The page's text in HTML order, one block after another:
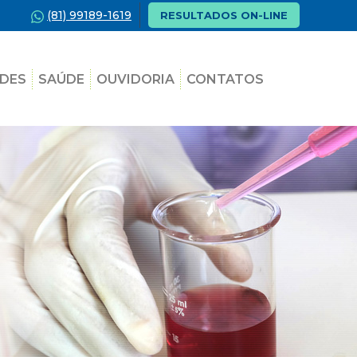
(81) 99189-1619 RESULTADOS ON-LINE
SAÚDE OUVIDORIA CONTATOS